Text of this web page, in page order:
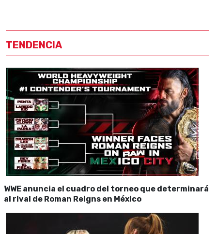
TENDENCIA
WWE anuncia el cuadro del torneo que determinará
al rival de Roman Reigns en México